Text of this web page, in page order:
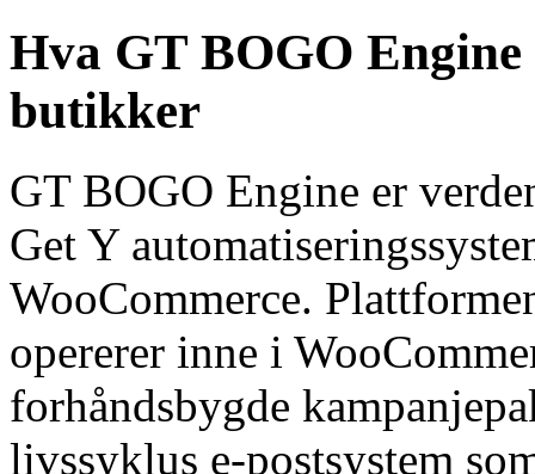
Hva GT BOGO
butikker
GT BOGO Engine er
Get Y
WooCommerce.
opererer inne i
forhåndsbygde
livssyklus e-postsystem